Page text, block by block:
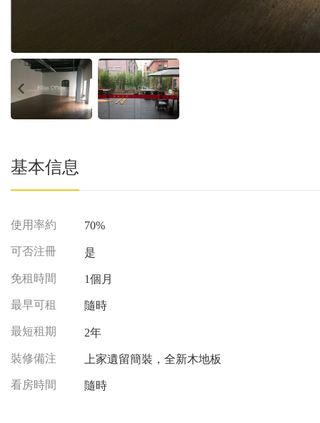
基本信息
使用率約 70%
可否注冊 是
免租時間 1個月
最早可租 隨時
最短租期 2年
裝修備注 上家遺留簡裝，全新木地板
看房時間 隨時